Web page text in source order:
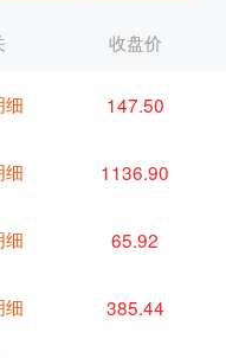
收盘价
细 147.50
细 1136.90
细 65.92
细 385.44